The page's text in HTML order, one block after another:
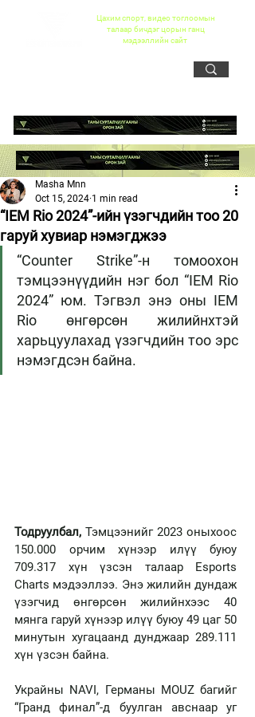
Цахим спорт, видео тоглоомын
талаар бичдэг цорын ганц
мэдээллийн сайт
“IEM Rio 2024”-ийн үзэгчдийн тоо 20
гаруй хувиар нэмэгджээ
Masha Mnn
Oct 15, 2024 1 min read
“Counter Strike”-н томоохон
тэмцээнүүдийн нэг бол “IEM Rio
2024” юм. Тэгвэл энэ оны IEM
Rio өнгөрсөн жилийнхтэй
харьцуулахад үзэгчдийн тоо эрс
нэмэгдсэн байна.
Тодруулбал, Тэмцээнийг 2023 оныхоос
150.000 орчим хүнээр илүү буюу
709.317 хүн үзсэн талаар Esports
Charts мэдээллээ. Энэ жилийн дундаж
үзэгчид өнгөрсөн жилийнхээс 40
мянга гаруй хүнээр илүү буюу 49 цаг 50
минутын хугацаанд дунджаар 289.111
хүн үзсэн байна.
Украйны NAVI, Германы MOUZ багийг
“Гранд финал”-д буулган авснаар уг